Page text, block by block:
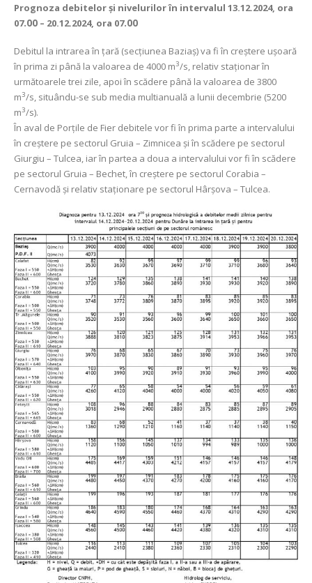
Prognoza debitelor şi nivelurilorîn intervalul 13.12.2024, ora
07.00 – 20.12.2024, ora 07.00
Debitul la intrarea în ţară (secţiunea Baziaş) va fi în creștere ușoară
în prima zi până la valoarea de 4000 m3/s, relativ staționar în
următoarele trei zile, apoi în scădere până la valoarea de 3800
m3/s, situându-se sub media multianuală a lunii decembrie (5200
m3/s).
În aval de Porţile de Fier debitele vor fi în prima parte a intervalului
în creștere pe sectorul Gruia – Zimnicea și în scădere pe sectorul
Giurgiu – Tulcea, iar în partea a doua a intervalului vor fi în scădere
pe sectorul Gruia – Bechet, în creștere pe sectorul Corabia –
Cernavodă și relativ staționare pe sectorul Hârșova – Tulcea.